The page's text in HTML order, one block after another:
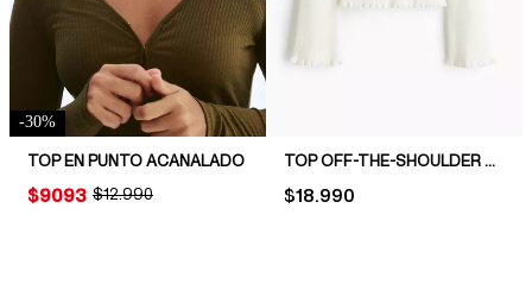
-30%
TOP EN PUNTO ACANALADO
ORIGINAL PRICE:
$12.990
PRICE:
$9093
TOP OFF-THE-SHOULDER EN PUNTO ACANALADO
PRICE:
$18.990